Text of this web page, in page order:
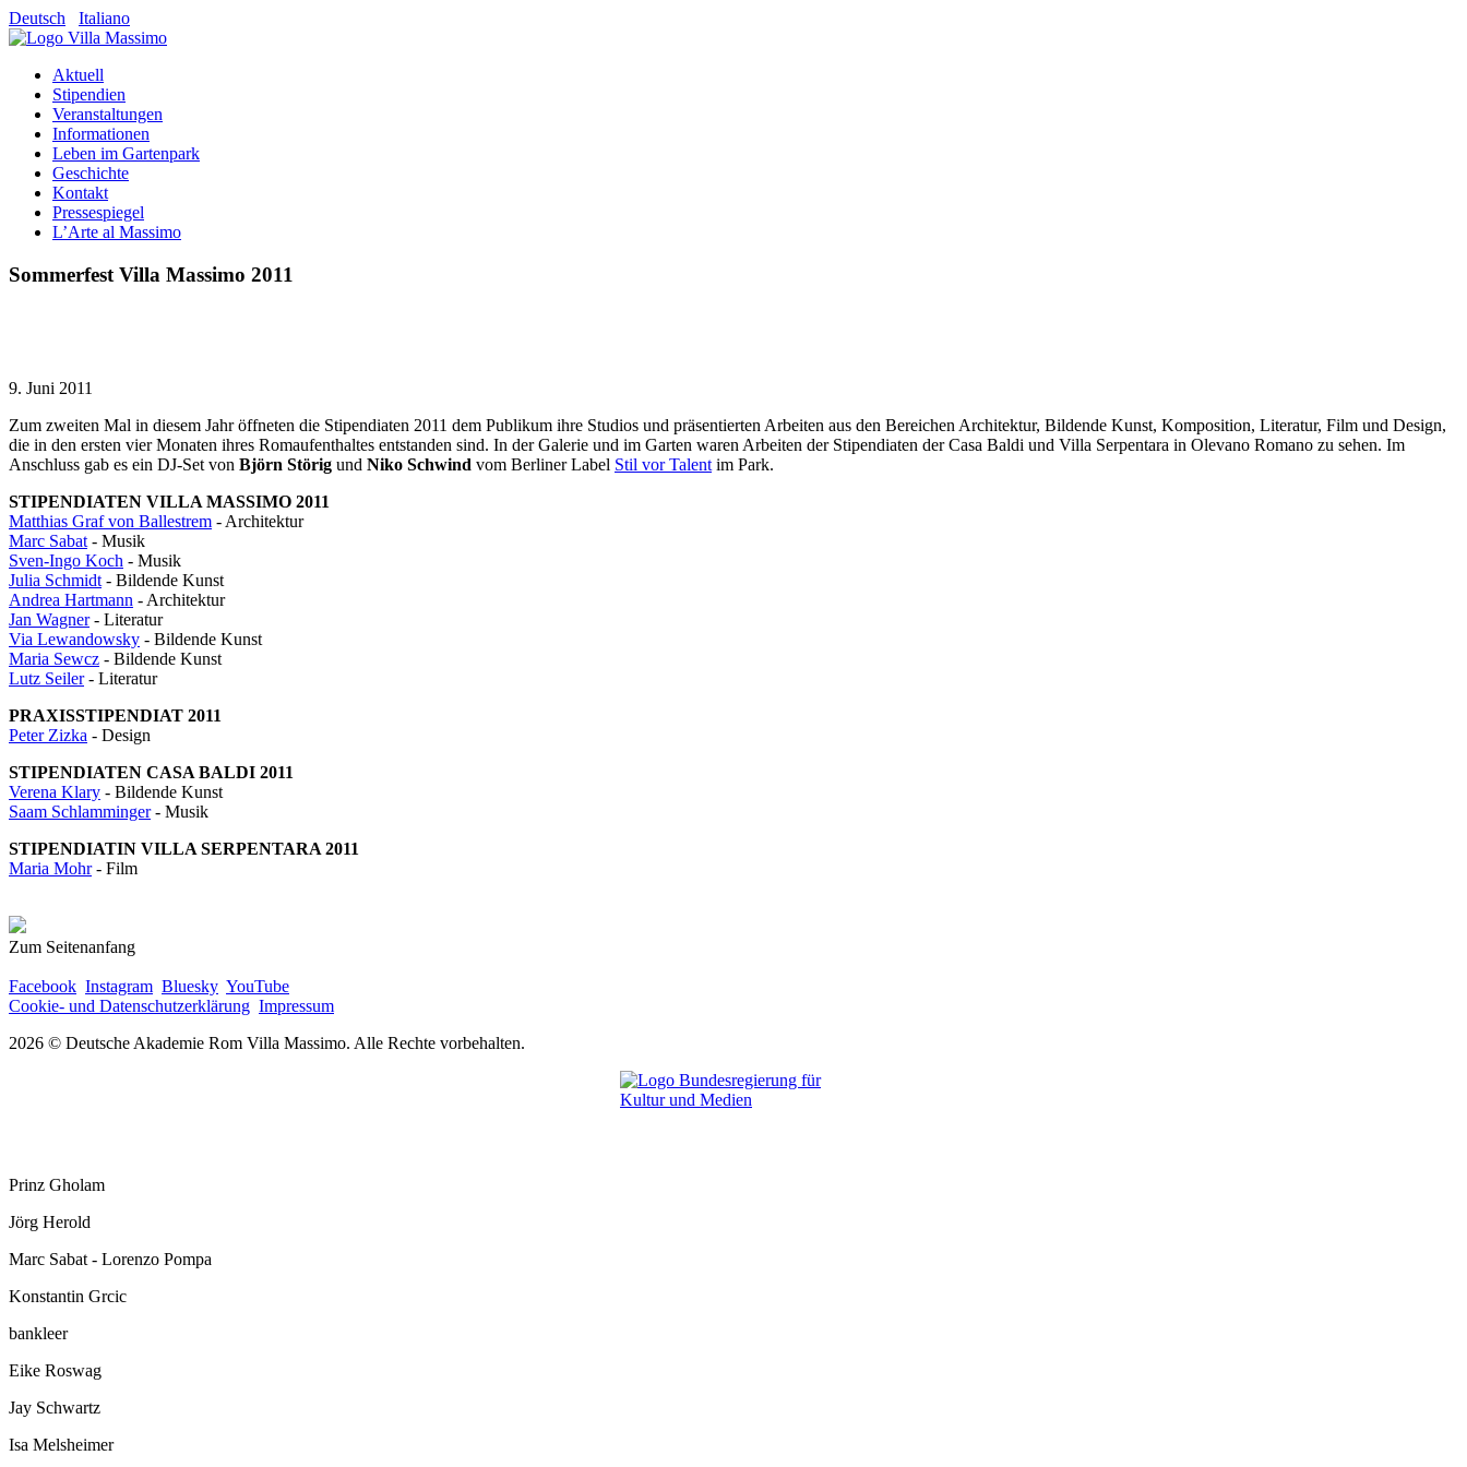
Deutsch Italiano
Aktuell
Stipendien
Veranstaltungen
Informationen
Leben im Gartenpark
Geschichte
Kontakt
Pressespiegel
L’Arte al Massimo
Sommerfest Villa Massimo 2011
9. Juni 2011
Zum zweiten Mal in diesem Jahr öffneten die Stipendiaten 2011 dem Publikum ihre Studios und präsentierten Arbeiten aus den Bereichen Architektur, Bildende Kunst, Komposition, Literatur, Film und Design,
die in den ersten vier Monaten ihres Romaufenthaltes entstanden sind. In der Galerie und im Garten waren Arbeiten der Stipendiaten der Casa Baldi und Villa Serpentara in Olevano Romano zu sehen. Im
Anschluss gab es ein DJ-Set von Björn Störig und Niko Schwind vom Berliner Label Stil vor Talent im Park.
STIPENDIATEN VILLA MASSIMO 2011
Matthias Graf von Ballestrem - Architektur
Marc Sabat - Musik
Sven-Ingo Koch - Musik
Julia Schmidt - Bildende Kunst
Andrea Hartmann - Architektur
Jan Wagner- Literatur
Via Lewandowsky - Bildende Kunst
Maria Sewcz - Bildende Kunst
Lutz Seiler- Literatur
PRAXISSTIPENDIAT 2011
Peter Zizka - Design
STIPENDIATEN CASA BALDI 2011
Verena Klary - Bildende Kunst
Saam Schlamminger- Musik
STIPENDIATIN VILLA SERPENTARA 2011
Maria Mohr- Film
Zum Seitenanfang
Facebook Instagram Bluesky YouTube
Cookie- und Datenschutzerklärung Impressum
2026 © Deutsche Akademie Rom Villa Massimo. Alle Rechte vorbehalten.
Prinz Gholam
Jörg Herold
Marc Sabat - Lorenzo Pompa
Konstantin Grcic
bankleer
Eike Roswag
Jay Schwartz
Isa Melsheimer